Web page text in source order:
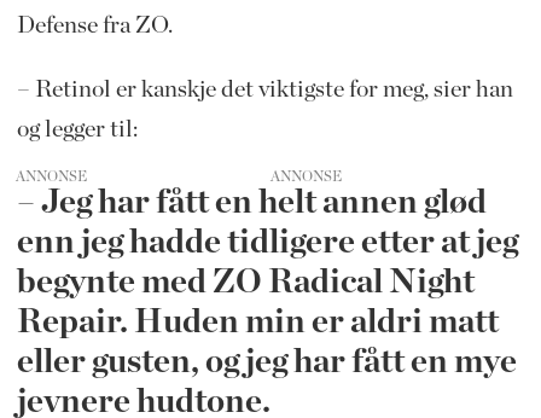
Defense fra ZO.
– Retinol er kanskje det viktigste for meg, sier han
og legger til:
ANNONSE
– Jeg har fått en helt annen glød
enn jeg hadde tidligere etter at jeg
begynte med ZO Radical Night
Repair. Huden min er aldri matt
eller gusten, og jeg har fått en mye
jevnere hudtone.